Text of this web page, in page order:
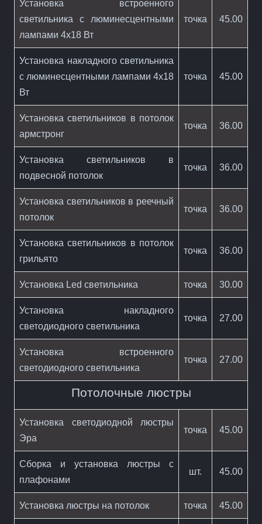
Установка встроенного
светильника с люминесцентными
лампами 4х18 Вт
точка 45.00
Установка накладного светильника
с люминесцентными лампами 4х18
Вт
точка 45.00
Установка светильников в потолок
армстронг
точка 36.00
Установка светильников в
подвесной потолок
точка 36.00
Установка светильников в реечный
потолок
точка 36.00
Установка светильников в потолок
грильято
точка 36.00
Установка Led светильника точка 30.00
Установка накладного
светодиодного светильника
точка 27.00
Установка встроенного
светодиодного светильника
точка 27.00
Потолочные люстры
Установка светодиодной люстры
Эра
точка 45.00
Сборка и установка люстры с
плафонами
шт. 45.00
Установка люстры на потолок точка 45.00